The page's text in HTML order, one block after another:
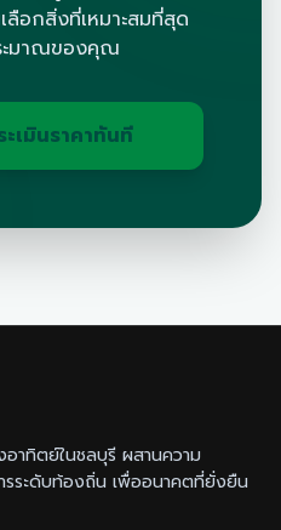
ลือกสิ่งที่เหมาะสมที่สุด
ะมาณของคุณ
เมินราคาทันที
อาทิตย์ในชลบุรี ผสานความ
รระดับท้องถิ่น เพื่ออนาคตที่ยั่งยืน